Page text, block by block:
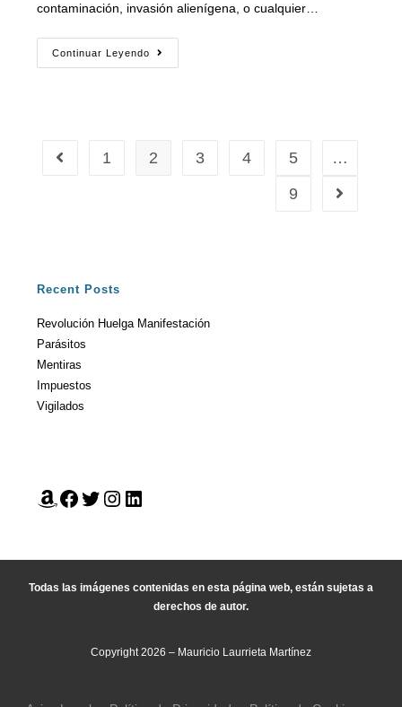
contaminación, invasión alienígena, o cualquier…
Continuar Leyendo
1 2 3 4 5
…
9
Recent Posts
Revolución Huelga Manifestación
Parásitos
Mentiras
Impuestos
Vigilados
Todas las imágenes contenidas en esta página web, están sujetas a
derechos de autor.
Copyright 2026 – Mauricio Laurrieta Martínez